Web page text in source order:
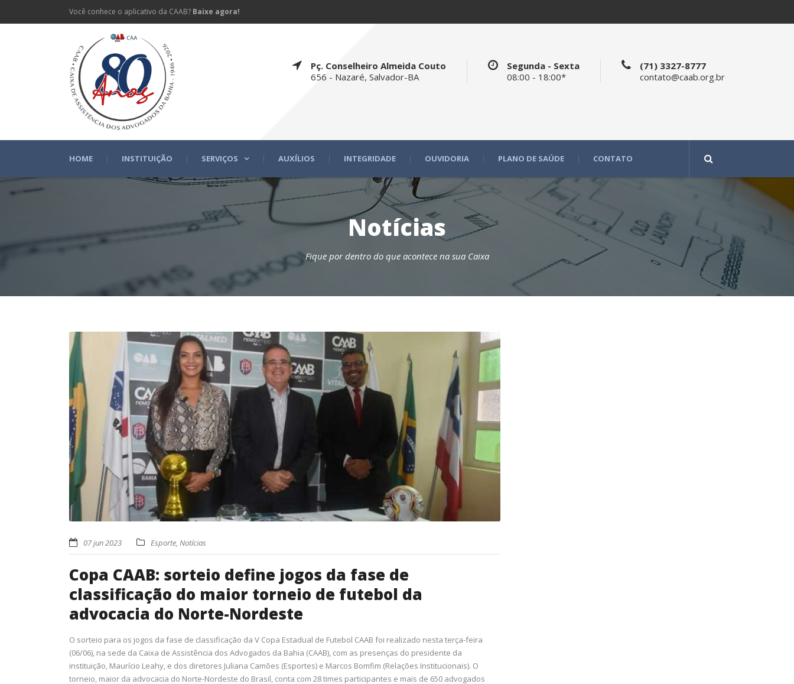
Você conhece o aplicativo da CAAB? Baixe agora!
Pç. Conselheiro Almeida Couto
656 - Nazaré, Salvador-BA
Segunda - Sexta
08:00 - 18:00*
(71) 3327-8777
contato@caab.org.br
HOME INSTITUIÇÃO SERVIÇOS AUXÍLIOS INTEGRIDADE OUVIDORIA PLANO DE SAÚDE CONTATO
Notícias
Fique por dentro do que acontece na sua Caixa
07 jun 2023 Esporte, Notícias
Copa CAAB: sorteio define jogos da fase de
classificação do maior torneio de futebol da
advocacia do Norte-Nordeste
O sorteio para os jogos da fase de classificação da V Copa Estadual de Futebol CAAB foi realizado nesta terça-feira
(06/06), na sede da Caixa de Assistência dos Advogados da Bahia (CAAB), com as presenças do presidente da
instituição, Maurício Leahy, e dos diretores Juliana Camões (Esportes) e Marcos Bomfim (Relações Institucionais). O
torneio, maior da advocacia do Norte-Nordeste do Brasil, conta com 28 times participantes e mais de 650 advogados